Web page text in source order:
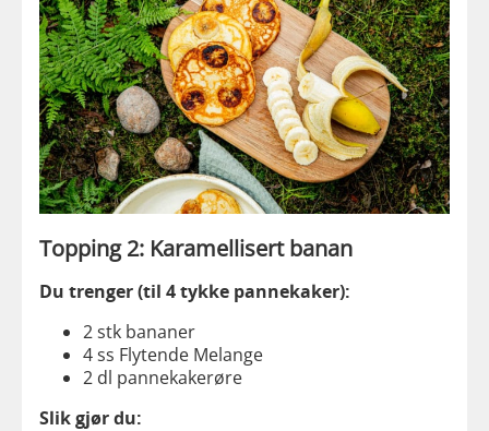
Topping 2: Karamellisert banan
Du trenger (til 4 tykke pannekaker):
2 stk bananer
4 ss Flytende Melange
2 dl pannekakerøre
Slik gjør du: